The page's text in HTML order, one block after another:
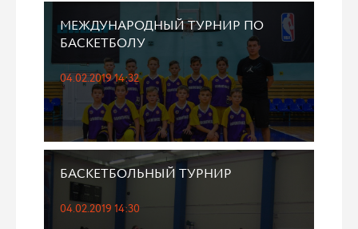
МЕЖДУНАРОДНЫЙ ТУРНИР ПО
БАСКЕТБОЛУ
04.02.2019 14:32
БАСКЕТБОЛЬНЫЙ ТУРНИР
04.02.2019 14:30